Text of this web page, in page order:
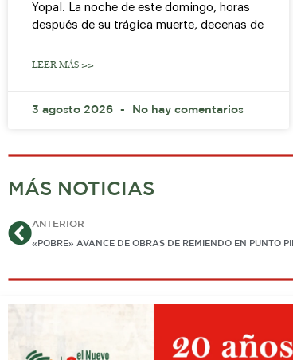
Yopal. La noche de este domingo, horas
después de su trágica muerte, decenas de
LEER MÁS >>
3 agosto 2026 No hay comentarios
MÁS NOTICIAS
AntANTERIOR